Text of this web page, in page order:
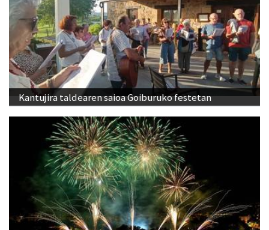
Kantujira taldearen saioa Goiburuko festetan